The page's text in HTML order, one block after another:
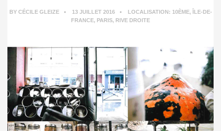
BY CÉCILE GLEIZE 13 JUILLET 2016 LOCALISATION: 10ÈME, ÎLE-DE-
FRANCE, PARIS, RIVE DROITE